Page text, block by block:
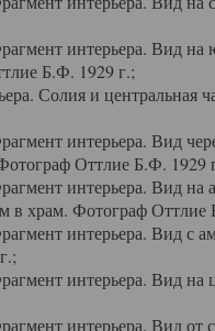
интерьера. Вид
Б.Ф. 1929 г.;
Солия и центральная
интерьера. Вид
Оттлие Б.Ф. 1929
интерьера. Вид на
в храм. Фотограф Оттлие
интерьера. Вид с
интерьера. Вид на
интерьера. Вид от